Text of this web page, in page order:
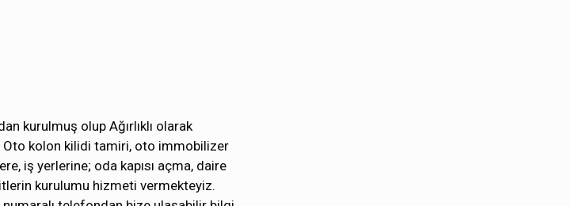
kurulmuş olup Ağırlıklı olarak
Oto kolon kilidi tamiri, oto immobilizer
iş yerlerine; oda kapısı açma, daire
kurulumu hizmeti vermekteyiz.